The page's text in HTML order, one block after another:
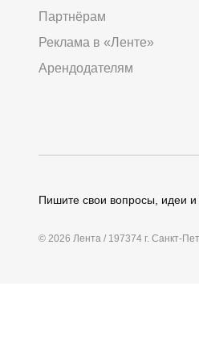
Партнёрам
Реклама в «Ленте»
Арендодателям
Пишите свои вопросы, идеи
© 2026 Лента / 197374 г. Санкт-